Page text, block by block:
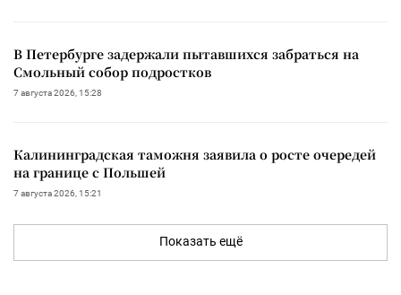
В Петербурге задержали пытавшихся забраться на
Смольный собор подростков
7 августа 2026, 15:28
Калининградская таможня заявила о росте очередей
на границе с Польшей
7 августа 2026, 15:21
Показать ещё